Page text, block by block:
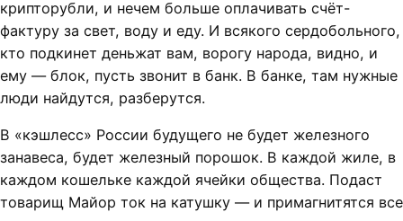
крипторубли, и нечем больше оплачивать счёт-
фактуру за свет, воду и еду. И всякого сердобольного,
кто подкинет деньжат вам, ворогу народа, видно, и
ему — блок, пусть звонит в банк. В банке, там нужные
люди найдутся, разберутся.
В «кэшлесс» России будущего не будет железного
занавеса, будет железный порошок. В каждой жиле, в
каждом кошельке каждой ячейки общества. Подаст
товарищ Майор ток на катушку — и примагнитятся все